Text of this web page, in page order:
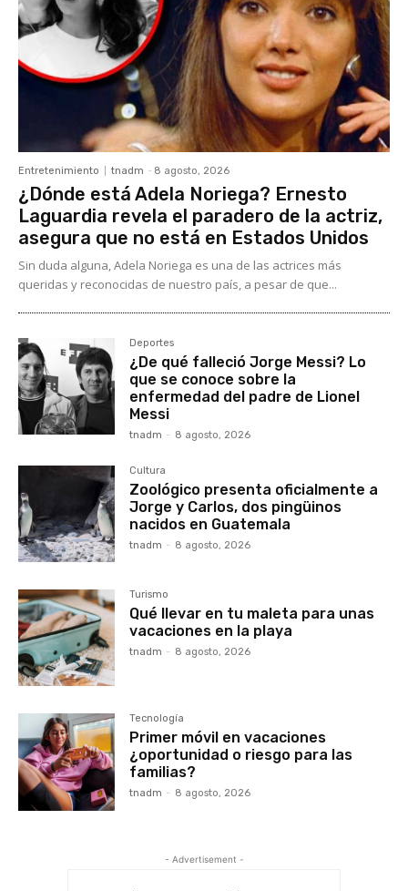
Entretenimiento tnadm - 8 agosto, 2026
¿Dónde está Adela Noriega? Ernesto
Laguardia revela el paradero de la actriz,
asegura que no está en Estados Unidos
Sin duda alguna, Adela Noriega es una de las actrices más
queridas y reconocidas de nuestro país, a pesar de que...
Deportes
¿De qué falleció Jorge Messi? Lo
que se conoce sobre la
enfermedad del padre de Lionel
Messi
tnadm - 8 agosto, 2026
Cultura
Zoológico presenta oficialmente a
Jorge y Carlos, dos pingüinos
nacidos en Guatemala
tnadm - 8 agosto, 2026
Turismo
Qué llevar en tu maleta para unas
vacaciones en la playa
tnadm - 8 agosto, 2026
Tecnología
Primer móvil en vacaciones
¿oportunidad o riesgo para las
familias?
tnadm - 8 agosto, 2026
- Advertisement -